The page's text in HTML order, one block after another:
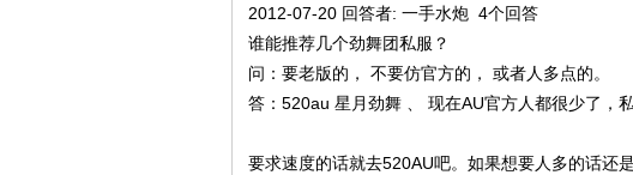
2012-07-20 回答者: 一手水炮 4个回答
谁能推荐几个劲舞团私服？
问：要老版的， 不要仿官方的， 或者人多点的。
答：520au 星月劲舞 、 现在AU官方人都很少了，
要求速度的话就去520AU吧。如果想要人多的话还